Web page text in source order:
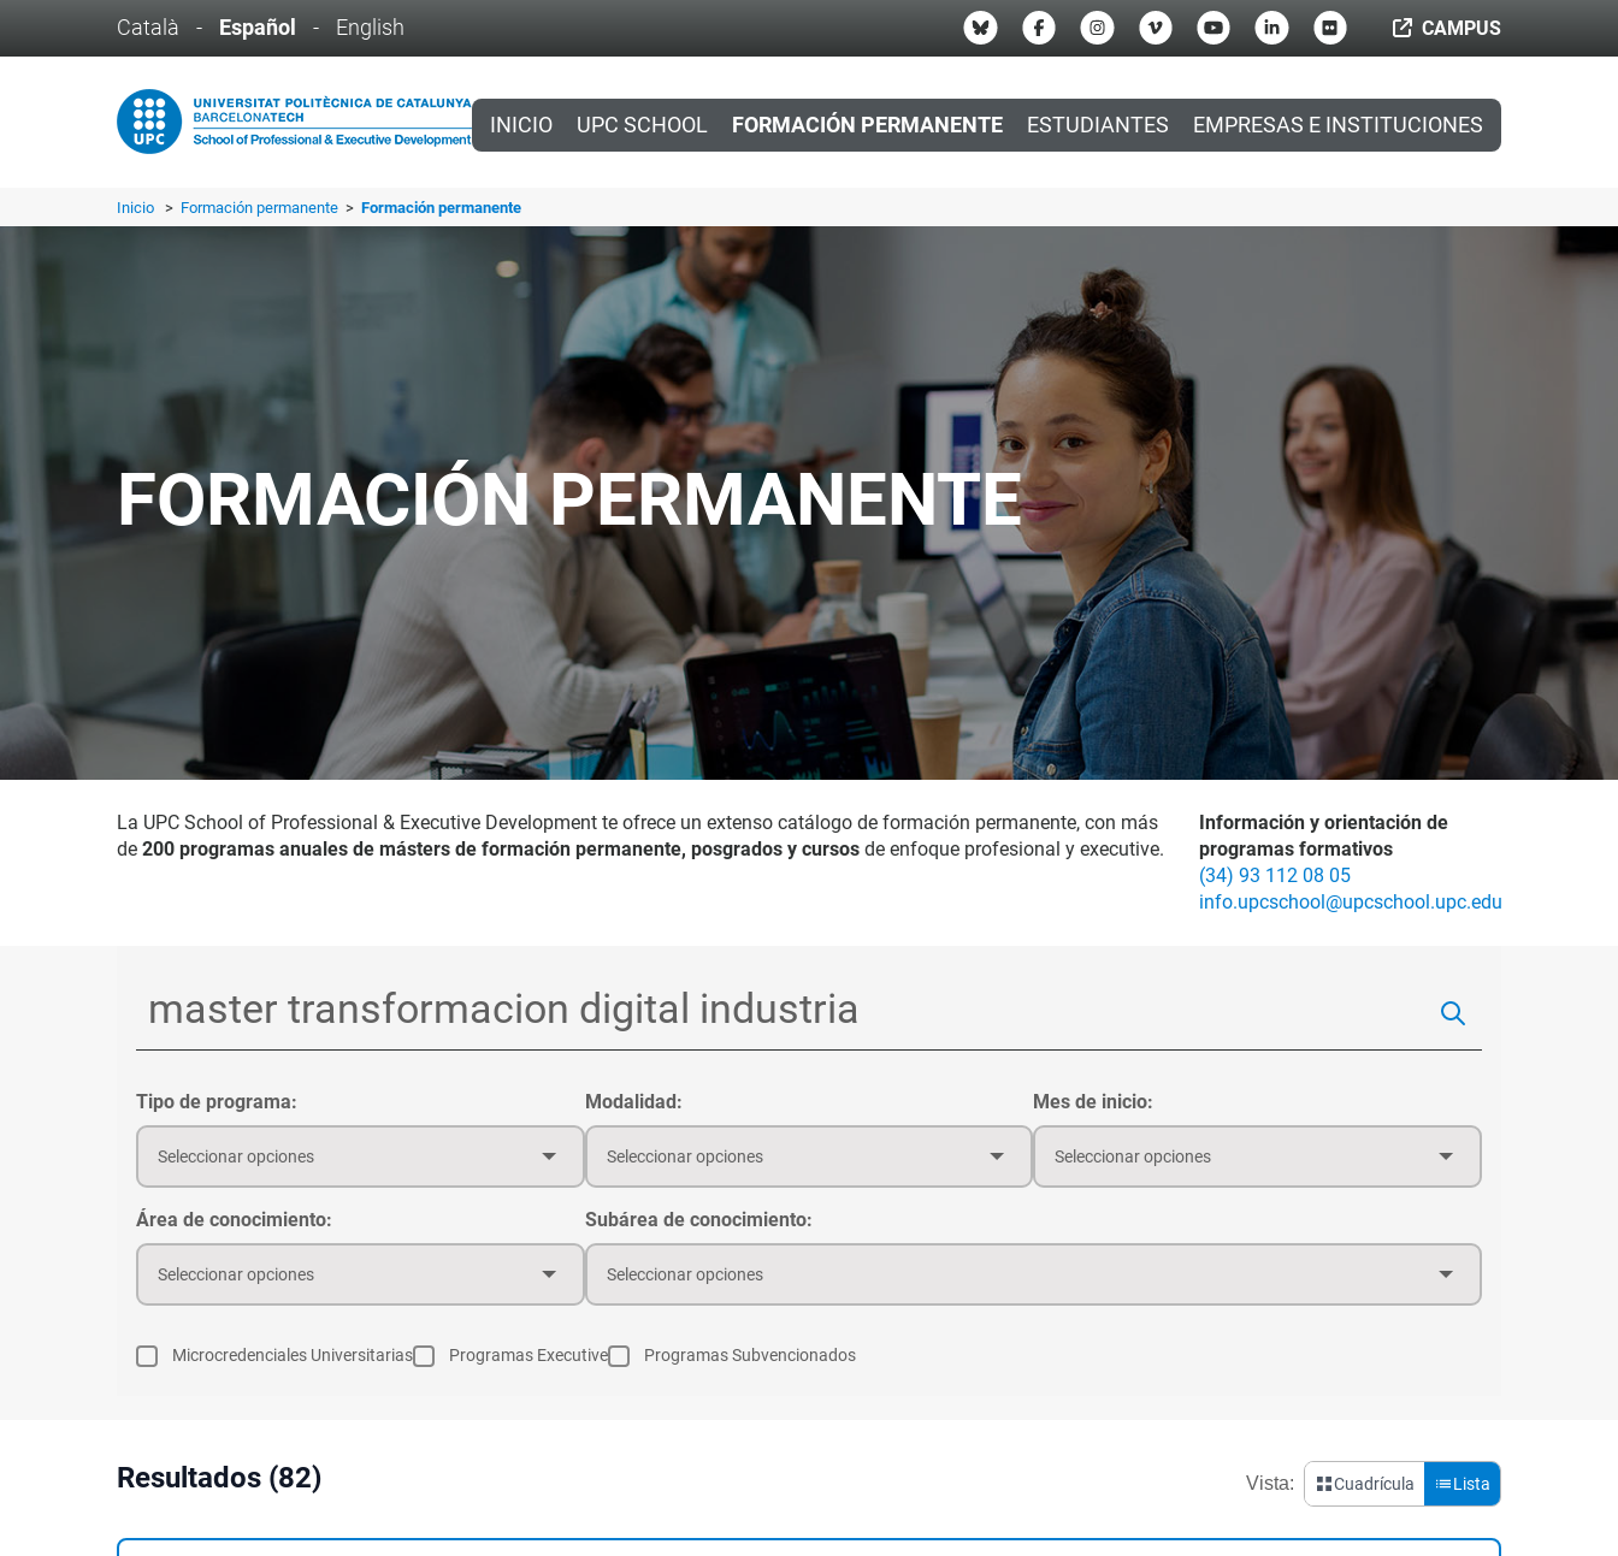
Català - Español - English CAMPUS
INICIO UPC SCHOOL FORMACIÓN PERMANENTE ESTUDIANTES EMPRESAS E INSTITUCIONES
Inicio > Formación permanente > Formación permanente
FORMACIÓN PERMANENTE
La UPC School of Professional & Executive Development te ofrece un extenso catálogo de formación permanente, con más
de 200 programas anuales de másters de formación permanente, posgrados y cursos de enfoque profesional y executive.
Información y orientación de
programas formativos
(34) 93 112 08 05
info.upcschool@upcschool.upc.edu
Tipo de programa:
Seleccionar opciones
Modalidad:
Seleccionar opciones
Mes de inicio:
Seleccionar opciones
Área de conocimiento:
Seleccionar opciones
Subárea de conocimiento:
Seleccionar opciones
Microcredenciales Universitarias Programas Executive Programas Subvencionados
Resultados (82) Vista: Cuadrícula Lista